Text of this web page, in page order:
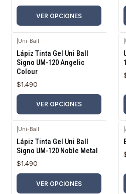
VER OPCIONES
Uni-Ball
Lápiz Tinta Gel Uni Ball
Signo UM-120 Angelic
Colour
$1.490
VER OPCIONES
Uni-Ball
Lápiz Tinta Gel Uni Ball
Signo UM-120 Noble Metal
$1.490
VER OPCIONES